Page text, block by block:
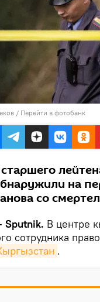
/ Перейти в фотобанк
на
со
В центре
сотрудника
.